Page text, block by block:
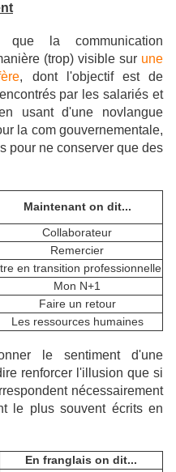
la communication
(trop) visible sur une
, dont l'objectif est de
par les salariés et
usant d'une novlangue
la com gouvernementale,
pour ne conserver que des
Maintenant on dit...
Collaborateur
Remercier
en transition professionnelle
Mon N+1
Faire un retour
Les ressources humaines
le sentiment d'une
renforcer l'illusion que si
nécessairement
le plus souvent écrits en
En franglais on dit...